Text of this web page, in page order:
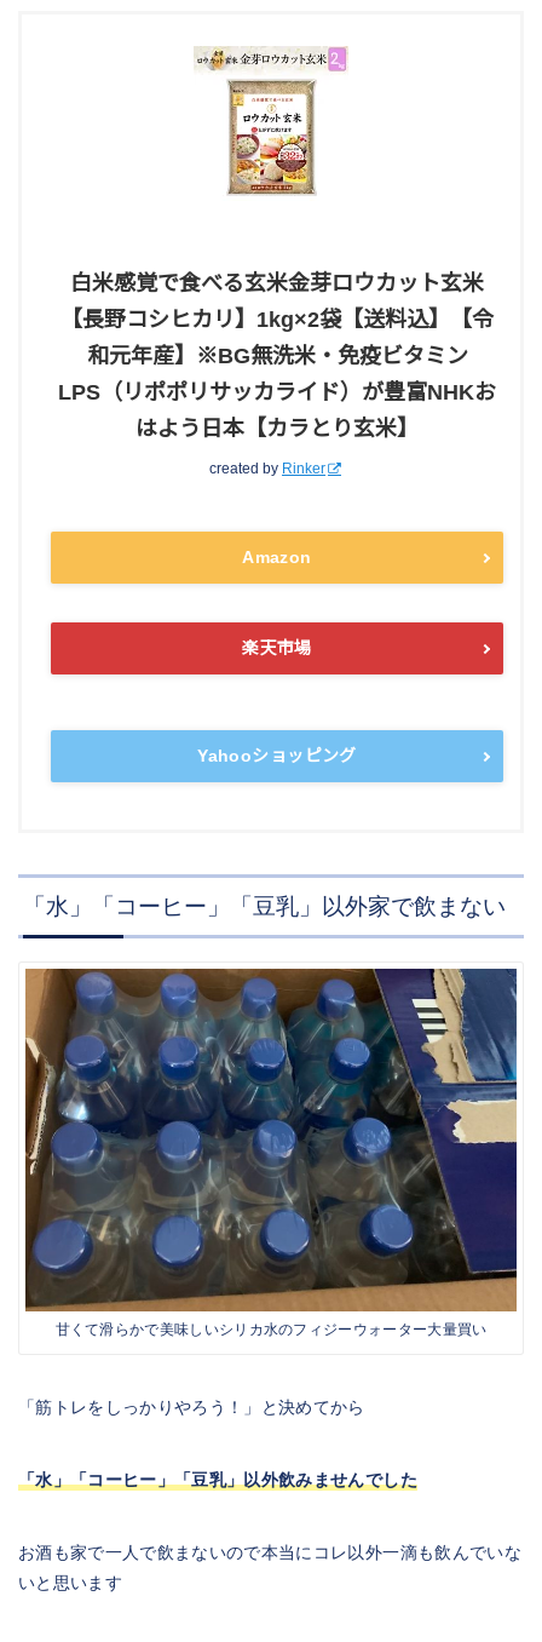
白米感覚で食べる玄米金芽ロウカット玄米
【長野コシヒカリ】1kg×2袋【送料込】【令
和元年産】※BG無洗米・免疫ビタミン
LPS（リポポリサッカライド）が豊富NHKお
はよう日本【カラとり玄米】
created by Rinker
Amazon
楽天市場
Yahooショッピング
「水」「コーヒー」「豆乳」以外家で飲まない
甘くて滑らかで美味しいシリカ水のフィジーウォーター大量買い
「筋トレをしっかりやろう！」と決めてから
「水」「コーヒー」「豆乳」以外飲みませんでした
お酒も家で一人で飲まないので本当にコレ以外一滴も飲んでいな
いと思います